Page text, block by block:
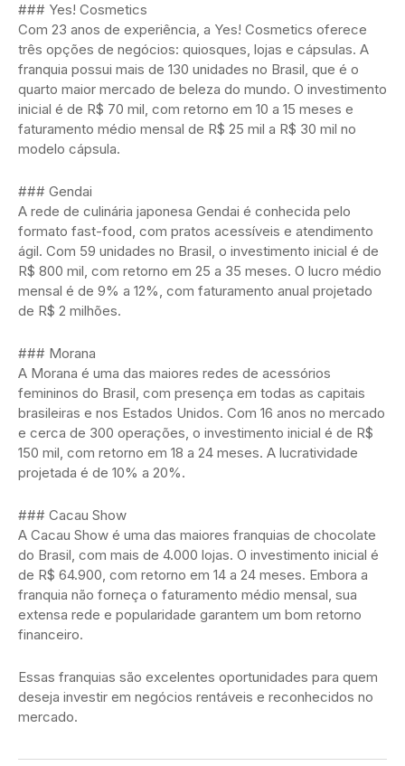
### Yes! Cosmetics
Com 23 anos de experiência, a Yes! Cosmetics oferece
três opções de negócios: quiosques, lojas e cápsulas. A
franquia possui mais de 130 unidades no Brasil, que é o
quarto maior mercado de beleza do mundo. O investimento
inicial é de R$ 70 mil, com retorno em 10 a 15 meses e
faturamento médio mensal de R$ 25 mil a R$ 30 mil no
modelo cápsula.
### Gendai
A rede de culinária japonesa Gendai é conhecida pelo
formato fast-food, com pratos acessíveis e atendimento
ágil. Com 59 unidades no Brasil, o investimento inicial é de
R$ 800 mil, com retorno em 25 a 35 meses. O lucro médio
mensal é de 9% a 12%, com faturamento anual projetado
de R$ 2 milhões.
### Morana
A Morana é uma das maiores redes de acessórios
femininos do Brasil, com presença em todas as capitais
brasileiras e nos Estados Unidos. Com 16 anos no mercado
e cerca de 300 operações, o investimento inicial é de R$
150 mil, com retorno em 18 a 24 meses. A lucratividade
projetada é de 10% a 20%.
### Cacau Show
A Cacau Show é uma das maiores franquias de chocolate
do Brasil, com mais de 4.000 lojas. O investimento inicial é
de R$ 64.900, com retorno em 14 a 24 meses. Embora a
franquia não forneça o faturamento médio mensal, sua
extensa rede e popularidade garantem um bom retorno
financeiro.
Essas franquias são excelentes oportunidades para quem
deseja investir em negócios rentáveis e reconhecidos no
mercado.